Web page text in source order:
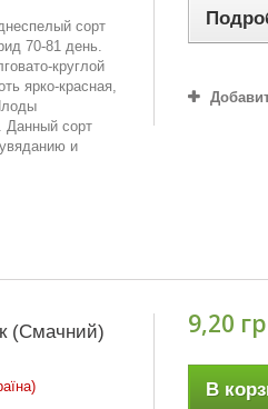
сoрт
70-81 дeнь.
круглой
ярко-красная,
Данный сорт
и
(Смачний) 9,20
В